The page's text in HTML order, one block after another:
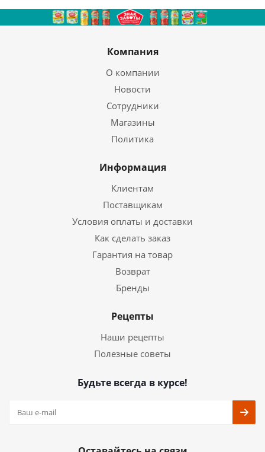
Компания
О компании
Новости
Сотрудники
Магазины
Политика
Информация
Клиентам
Поставщикам
Условия оплаты и доставки
Как сделать заказ
Гарантия на товар
Возврат
Бренды
Рецепты
Наши рецепты
Полезные советы
Будьте всегда в курсе!